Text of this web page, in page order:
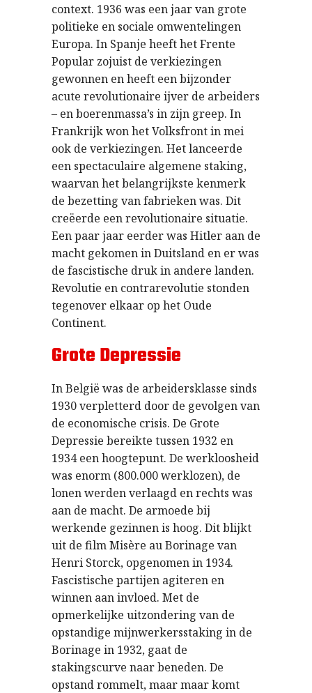
context. 1936 was een jaar van grote
politieke en sociale omwentelingen
Europa. In Spanje heeft het Frente
Popular zojuist de verkiezingen
gewonnen en heeft een bijzonder
acute revolutionaire ijver de arbeiders
– en boerenmassa’s in zijn greep. In
Frankrijk won het Volksfront in mei
ook de verkiezingen. Het lanceerde
een spectaculaire algemene staking,
waarvan het belangrijkste kenmerk
de bezetting van fabrieken was. Dit
creëerde een revolutionaire situatie.
Een paar jaar eerder was Hitler aan de
macht gekomen in Duitsland en er was
de fascistische druk in andere landen.
Revolutie en contrarevolutie stonden
tegenover elkaar op het Oude
Continent.
Grote Depressie
In België was de arbeidersklasse sinds
1930 verpletterd door de gevolgen van
de economische crisis. De Grote
Depressie bereikte tussen 1932 en
1934 een hoogtepunt. De werkloosheid
was enorm (800.000 werklozen), de
lonen werden verlaagd en rechts was
aan de macht. De armoede bij
werkende gezinnen is hoog. Dit blijkt
uit de film Misère au Borinage van
Henri Storck, opgenomen in 1934.
Fascistische partijen agiteren en
winnen aan invloed. Met de
opmerkelijke uitzondering van de
opstandige mijnwerkersstaking in de
Borinage in 1932, gaat de
stakingscurve naar beneden. De
opstand rommelt, maar maar komt